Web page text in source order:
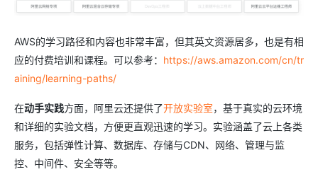
AWS的学习路径和内容也非常丰富，但其英文资源居多，也是有相
应的付费培训和课程。可以参考： https://aws.amazon.com/cn/tr
aining/learning-paths/
在动手实践方面，阿里云还提供了开放实验室，基于真实的云环境
和详细的实验文档，方便更直观迅速的学习。实验涵盖了云上各类
服务，包括弹性计算、数据库、存储与CDN、网络、管理与监
控、中间件、安全等等。